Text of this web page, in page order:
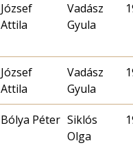
József
Attila
Vadász
Gyula
József
Attila
Vadász
Gyula
Bólya Péter Siklós
Olga